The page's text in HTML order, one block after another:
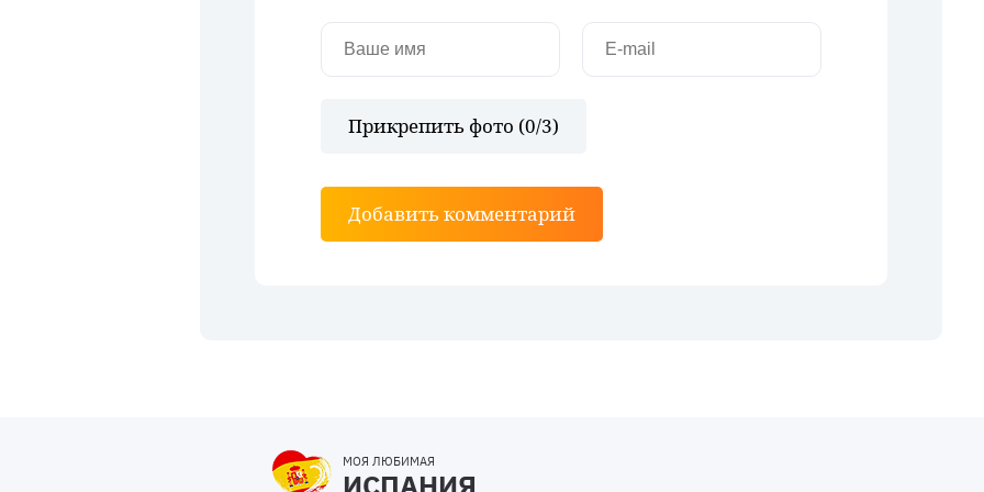
Прикрепить фото (0/3)
Добавить комментарий
МОЯ ЛЮБИМАЯ
ИСПАНИЯ